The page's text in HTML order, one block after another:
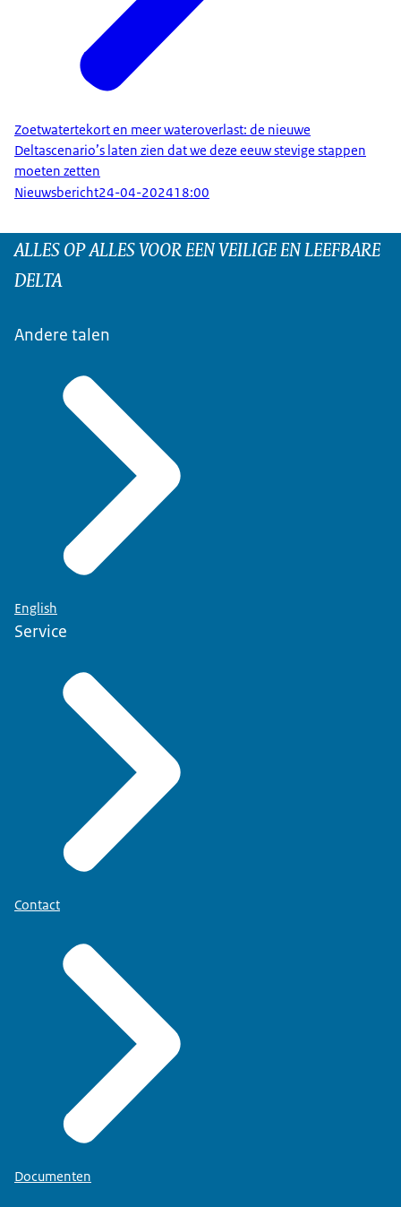
Zoetwatertekort en meer wateroverlast: de nieuwe
Deltascenario’s laten zien dat we deze eeuw stevige stappen
moeten zetten
Nieuwsbericht24-04-202418:00
ALLES OP ALLES VOOR EEN VEILIGE EN LEEFBARE
DELTA
Andere talen
English
Service
Contact
Documenten